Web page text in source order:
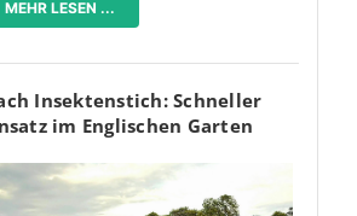
MEHR LESEN ...
Insektenstich: Schneller
im Englischen Garten